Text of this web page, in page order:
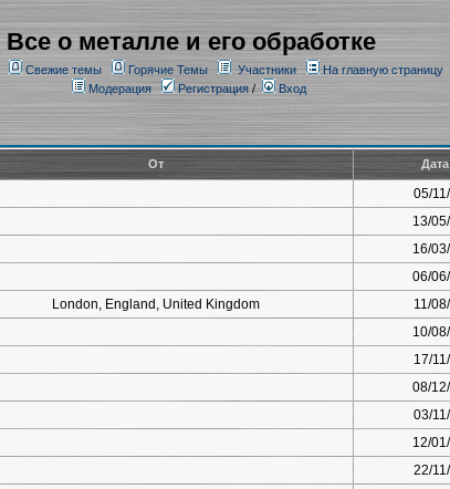
Все о металле и его обработке
Свежие темы Горячие Темы Участники
На главную страницу
Модерация
Регистрация/ Вход
От
05/
13/
16/
06/
London, England, United Kingdom 11/
10/
17/
08/
03/
12/
22/